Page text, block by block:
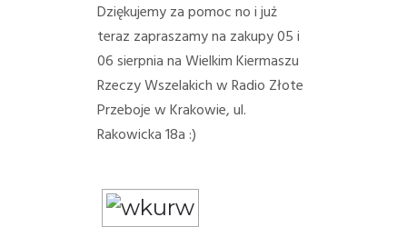
Dziękujemy za pomoc no i już
teraz zapraszamy na zakupy 05 i
06 sierpnia na Wielkim Kiermaszu
Rzeczy Wszelakich w Radio Złote
Przeboje w Krakowie, ul.
Rakowicka 18a :)